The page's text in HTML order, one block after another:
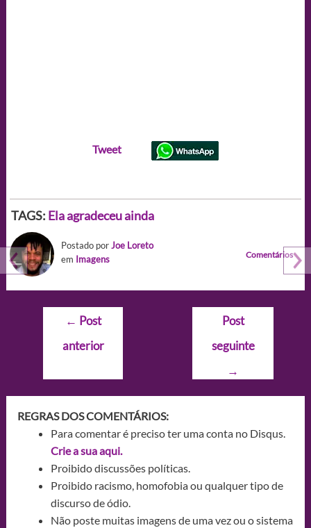
Tweet
TAGS: Ela agradeceu ainda
Postado porJoe Loreto
em Imagens Comentários
Navegação
Post
← Post
anterior
Post
seguinte
→
REGRAS DOS COMENTÁRIOS:
Para comentar é preciso ter uma conta no Disqus.
Crie a sua aqui.
Proibido discussões políticas.
Proibido racismo, homofobia ou qualquer tipo de
discurso de ódio.
Não poste muitas imagens de uma vez ou o sistema